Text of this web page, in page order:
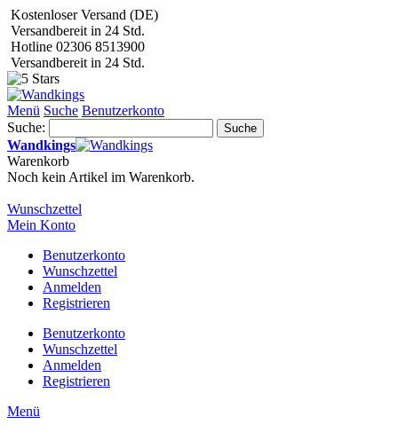
Kostenloser Versand (DE)
Versandbereit in 24 Std.
Hotline 02306 8513900
Versandbereit in 24 Std.
Menü Suche Benutzerkonto
Suche:
Suche
Wandkings
Warenkorb
Noch kein Artikel im Warenkorb.
Wunschzettel
Mein Konto
Benutzerkonto
Wunschzettel
Anmelden
Registrieren
Benutzerkonto
Wunschzettel
Anmelden
Registrieren
Menü